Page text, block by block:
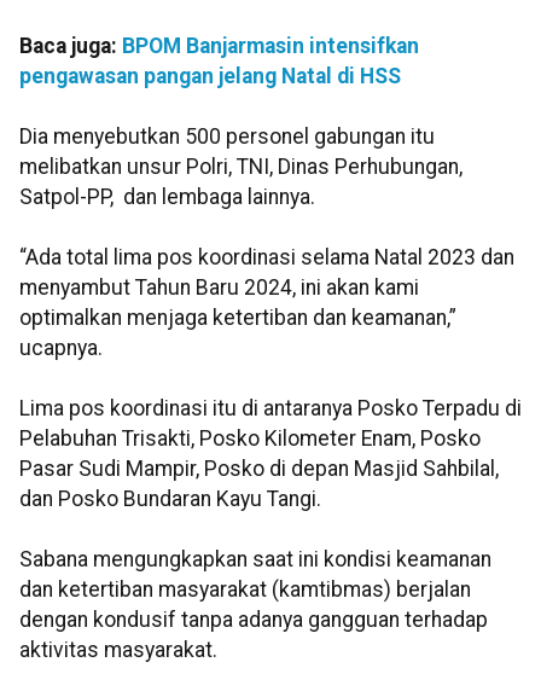
Baca juga: BPOM Banjarmasin intensifkan
pengawasan pangan jelang Natal di HSS
Dia menyebutkan 500 personel gabungan itu
melibatkan unsur Polri, TNI, Dinas Perhubungan,
Satpol-PP, dan lembaga lainnya.
“Ada total lima pos koordinasi selama Natal 2023 dan
menyambut Tahun Baru 2024, ini akan kami
optimalkan menjaga ketertiban dan keamanan,”
ucapnya.
Lima pos koordinasi itu di antaranya Posko Terpadu di
Pelabuhan Trisakti, Posko Kilometer Enam, Posko
Pasar Sudi Mampir, Posko di depan Masjid Sahbilal,
dan Posko Bundaran Kayu Tangi.
Sabana mengungkapkan saat ini kondisi keamanan
dan ketertiban masyarakat (kamtibmas) berjalan
dengan kondusif tanpa adanya gangguan terhadap
aktivitas masyarakat.